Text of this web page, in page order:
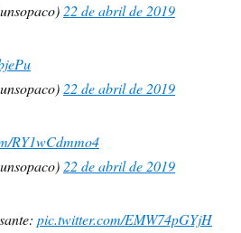
22 de abril de 2019
22 de abril de 2019
RY1wCdmmo4
22 de abril de 2019
pic.twitter.com/EMW74pGYjH